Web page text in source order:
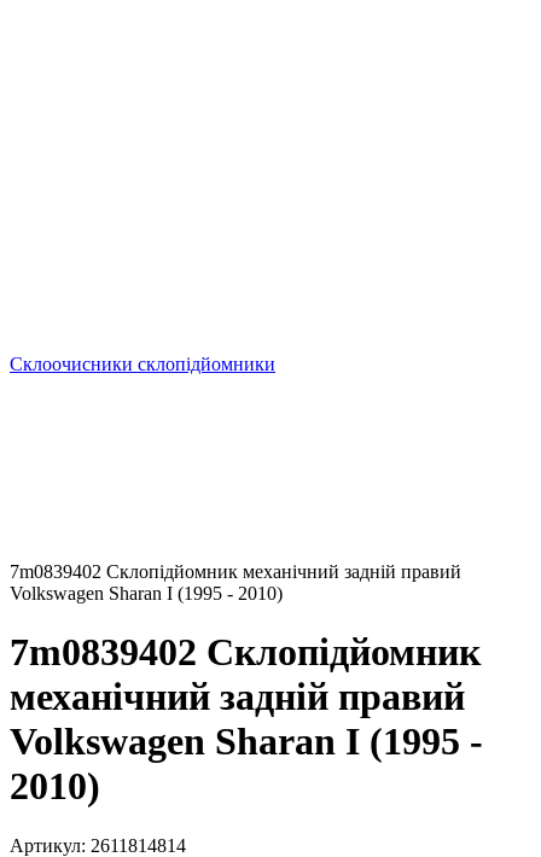
Склоочисники склопідйомники
7m0839402 Склопідйомник механічний задній правий
Volkswagen Sharan I (1995 - 2010)
7m0839402 Склопідйомник
механічний задній правий
Volkswagen Sharan I (1995 -
2010)
Артикул: 2611814814